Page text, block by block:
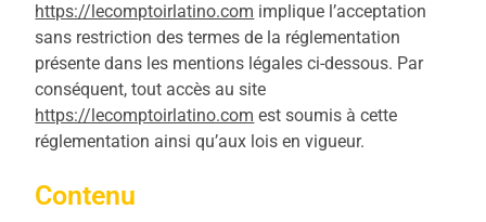
https://lecomptoirlatino.com implique l’acceptation
sans restriction des termes de la réglementation
présente dans les mentions légales ci-dessous. Par
conséquent, tout accès au site
https://lecomptoirlatino.com est soumis à cette
réglementation ainsi qu’aux lois en vigueur.
Contenu